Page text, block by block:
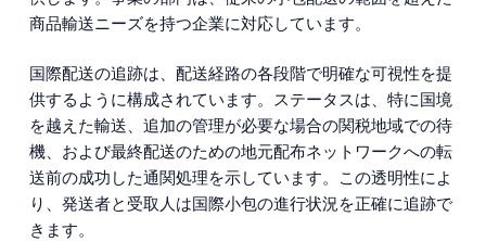
商品輸送ニーズを持つ企業に対応しています。
国際配送の追跡は、配送経路の各段階で明確な可視性を提
供するように構成されています。ステータスは、特に国境
を越えた輸送、追加の管理が必要な場合の関税地域での待
機、および最終配送のための地元配布ネットワークへの転
送前の成功した通関処理を示しています。この透明性によ
り、発送者と受取人は国際小包の進行状況を正確に追跡で
きます。